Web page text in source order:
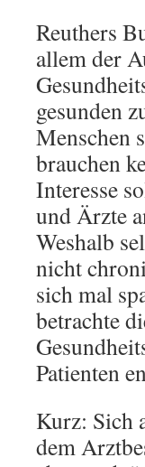
Reuthers
allem der
gesunden
Menschen
brauchen
Interesse
und Ärzte
Weshalb
nicht
sich mal
betrachte
Patienten
Kurz: Sich
dem